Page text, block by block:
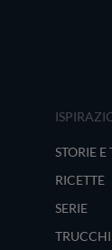
STORIE
RICETTE
SERIE